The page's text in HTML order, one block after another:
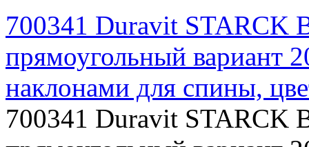
700341 Duravit STARCK
прямоугольный вариант
наклонами для спины,
700341 Duravit STARCK